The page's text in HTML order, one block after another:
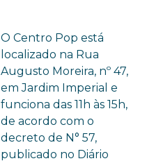
O Centro Pop está
localizado na Rua
Augusto Moreira, nº 47,
em Jardim Imperial e
funciona das 11h às 15h,
de acordo com o
decreto de N° 57,
publicado no Diário